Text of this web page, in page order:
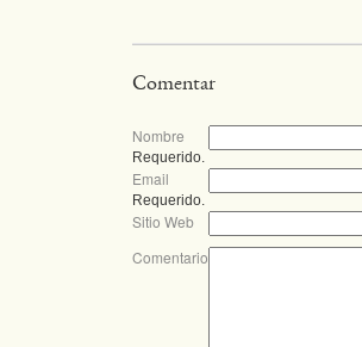
Comentar
Nombre
Requerido.
Email
Requerido.
Sitio Web
Comentario